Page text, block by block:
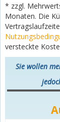
* zzgl.
Monaten. Die
versteckte
Sie wollen